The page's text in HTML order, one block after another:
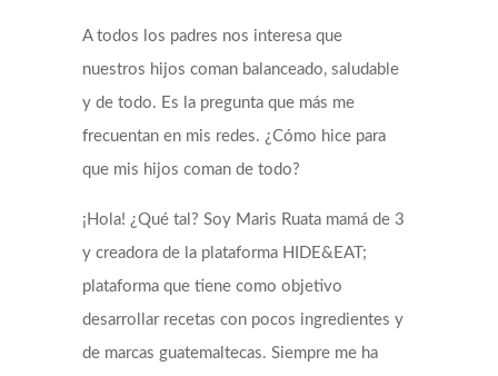
A todos los padres nos interesa que
nuestros hijos coman balanceado, saludable
y de todo. Es la pregunta que más me
frecuentan en mis redes. ¿Cómo hice para
que mis hijos coman de todo?
¡Hola! ¿Qué tal? Soy Maris Ruata mamá de 3
y creadora de la plataforma HIDE&EAT ;
plataforma que tiene como objetivo
desarrollar recetas con pocos ingredientes y
de marcas guatemaltecas. Siempre me ha